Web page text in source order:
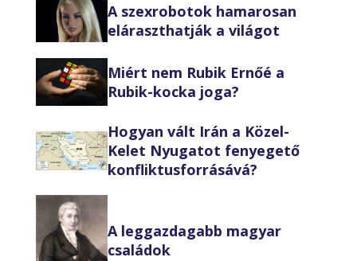
A szexrobotok hamarosan
eláraszthatják a világot
Miért nem Rubik Ernőé a
Rubik-kocka joga?
Hogyan vált Irán a Közel-
Kelet Nyugatot fenyegető
konfliktusforrásává?
A leggazdagabb magyar
családok